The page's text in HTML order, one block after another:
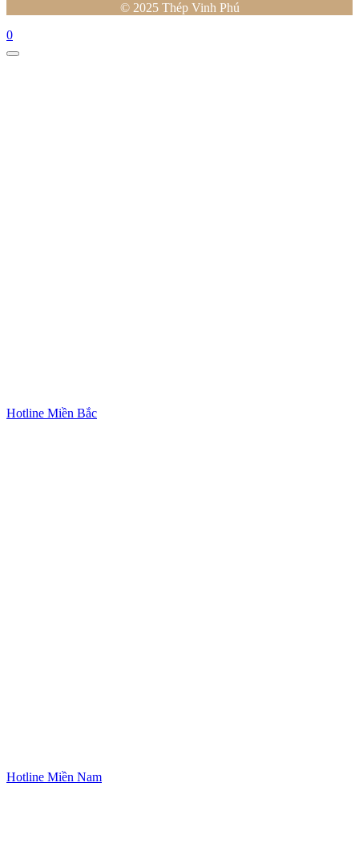
© 2025 Thép Vinh Phú
0
Hotline Miền Bắc
Hotline Miền Nam